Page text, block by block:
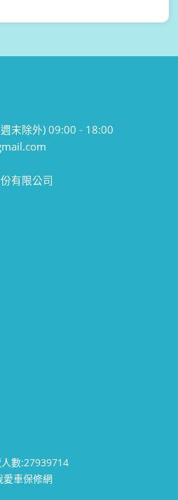
末除外) 09:00 - 18:00
有限公司
數:27939714
車保修網